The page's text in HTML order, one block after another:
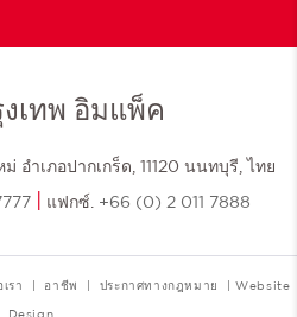
เทพ อิมแพ็ค
ำเภอปากเกร็ด, 11120 นนทบุรี, ไทย
| แฟกซ์. +66 (0) 2 011 7888
รา | อาชีพ | ประกาศทางกฎหมาย |Website
Design